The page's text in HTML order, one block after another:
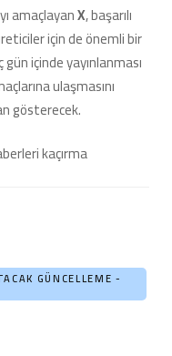
amaçlayanX, başarılı
için de önemli bir
içinde yayınlanması
ulaşmasını
gösterecek.
kaçırma
GÜNCELLEME -